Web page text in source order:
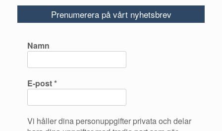
Prenumerera på vårt nyhetsbrev
Namn
E-post*
Vi håller dina personuppgifter privata och delar